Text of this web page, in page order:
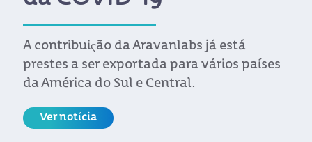
A contribuição da Aravanlabs já está
prestes a ser exportada para vários países
da América do Sul e Central.
Ver notícia